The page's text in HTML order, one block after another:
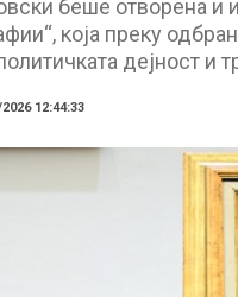
беше отворена
која преку
дејност и
12:44:33